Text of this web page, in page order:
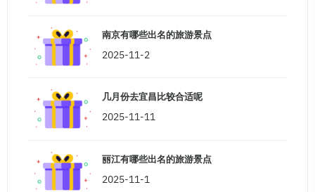
南京有哪些出名的旅游景点
2025-11-2
几月份去宜昌比较合适呢
2025-11-11
丽江有哪些出名的旅游景点
2025-11-1